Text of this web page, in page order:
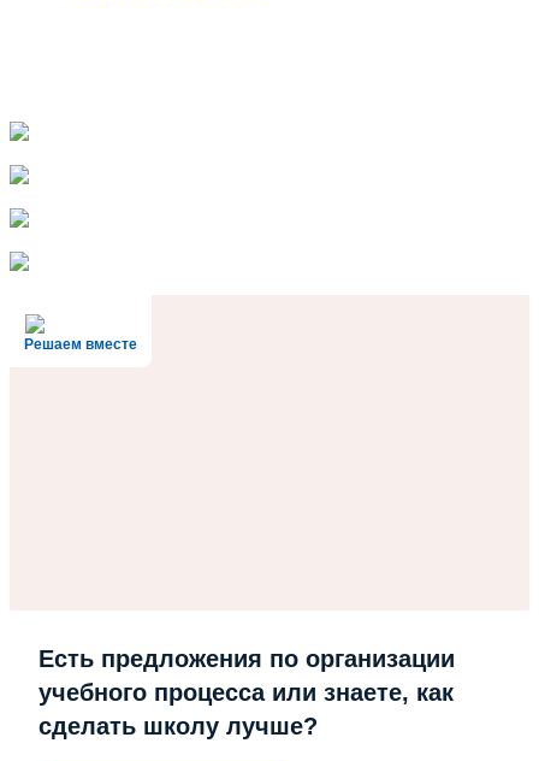
Решаем вместе
Есть предложения по организации
учебного процесса или знаете, как
сделать школу лучше?